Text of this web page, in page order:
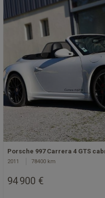
Porsche 997 Carrera 4 GTS
2011 78400 km
94 900 €